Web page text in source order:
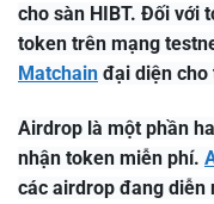
cho sàn HIBT. Đối với
token trên mạng
Matchain đại diện
Airdrop là một phần
nhận token miễn phí.
các airdrop đang diễn